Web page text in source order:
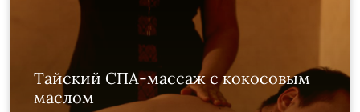
Тайский СПА-массаж с кокосовым
маслом